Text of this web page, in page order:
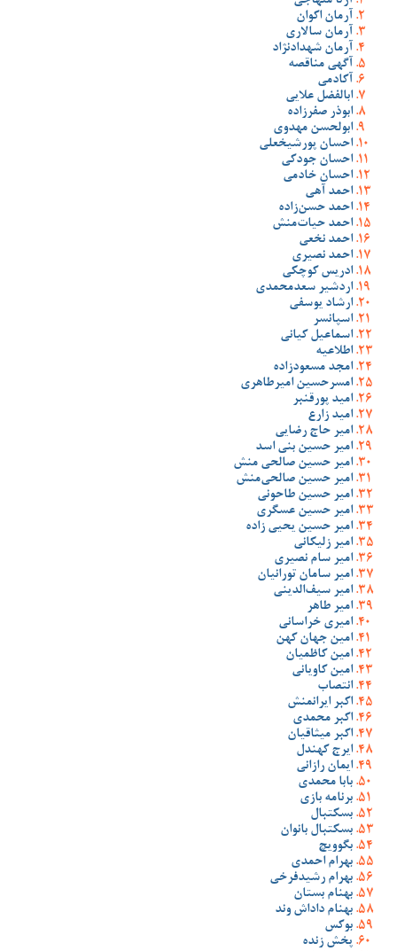
آرمان اکوان
آرمان سالاری
آرمان شهدادنژاد
آگهی مناقصه
آکادمی
ابالفضل علایی
ابوذر صفرزاده
ابولحسن مهدوی
احسان پورشیخعلی
احسان جودکی
احسان خادمی
احمد آهی
احمد حسن‌زاده
احمد حیات‌منش
احمد نخعی
احمد نصیری
ادریس کوچکی
اردشیر سعدمحمدی
ارشاد یوسفی
اسپانسر
اسماعیل کیانی
اطلاعیه
امجد مسعودزاده
امسرحسین امیرطاهری
امید پورقنبر
امید زارع
امیر حاج رضایی
امیر حسین بنی اسد
امیر حسین صالحی منش
امیر حسین صالحی‌منش
امیر حسین طاحونی
امیر حسین عسگری
امیر حسین یحیی زاده
امیر زلیکانی
امیر سام نصیری
امیر سامان تورانیان
امیر سیف‌الدینی
امیر طاهر
امیری خراسانی
امین جهان کهن
امین کاظمیان
امین کاویانی
انتصاب
اکبر ایرانمنش
اکبر محمدی
اکبر میثاقیان
ایرج کهندل
ایمان رازانی
بابا محمدی
برنامه بازی
بسکتبال
بسکتبال بانوان
بگوویچ
بهرام احمدی
بهرام رشیدفرخی
بهنام بستان
بهنام داداش وند
بوکس
پخش زنده